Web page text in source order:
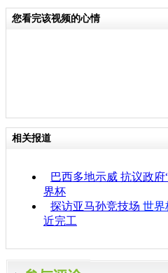
您看完该视频的心情
相关报道
巴西多地示威 抗议政府
界杯
探访亚马孙竞技场 世界
近完工